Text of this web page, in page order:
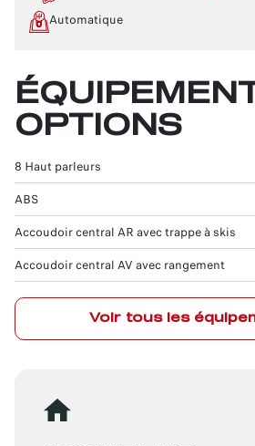
Automatique
OPTIONS
8 Haut parleurs
ABS
Accoudoir central AR avec trappe à skis
Accoudoir central AV avec rangement
Voir tous les